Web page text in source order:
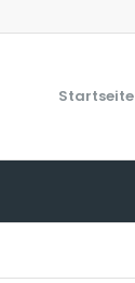
Startseite